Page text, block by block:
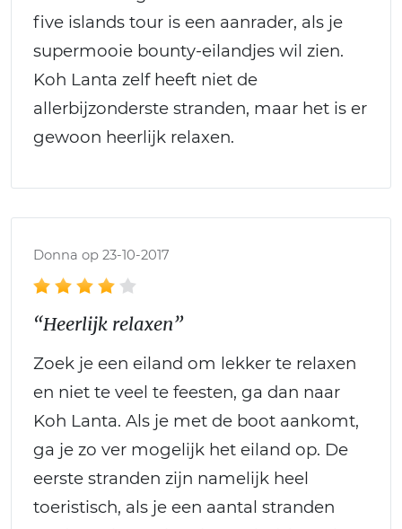
five islands tour is een aanrader, als je
supermooie bounty-eilandjes wil zien.
Koh Lanta zelf heeft niet de
allerbijzonderste stranden, maar het is er
gewoon heerlijk relaxen.
Donna op 23-10-2017
“Heerlijk relaxen”
Zoek je een eiland om lekker te relaxen
en niet te veel te feesten, ga dan naar
Koh Lanta. Als je met de boot aankomt,
ga je zo ver mogelijk het eiland op. De
eerste stranden zijn namelijk heel
toeristisch, als je een aantal stranden